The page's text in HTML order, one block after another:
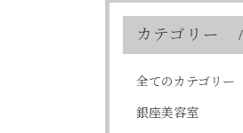
カテゴリー
全てのカテゴリー
銀座美容室